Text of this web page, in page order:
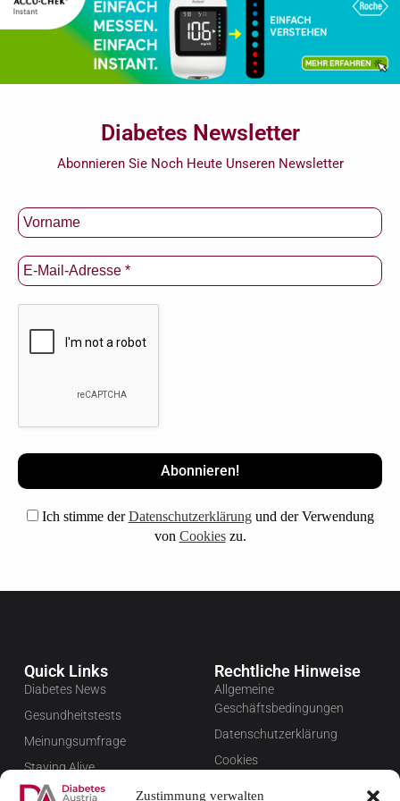
Zustimmung verwalten
Diabetes Newsletter
Abonnieren Sie Noch Heute Unseren Newsletter
Ich stimme derDatenschutzerklärungund der Verwendung
von Cookieszu.
Quick Links
Diabetes News
Gesundheitstests
Meinungsumfrage
Staying Alive
Favoriten
Rechtliche Hinweise
Allgemeine
Geschäftsbedingungen
Datenschutzerklärung
Cookies